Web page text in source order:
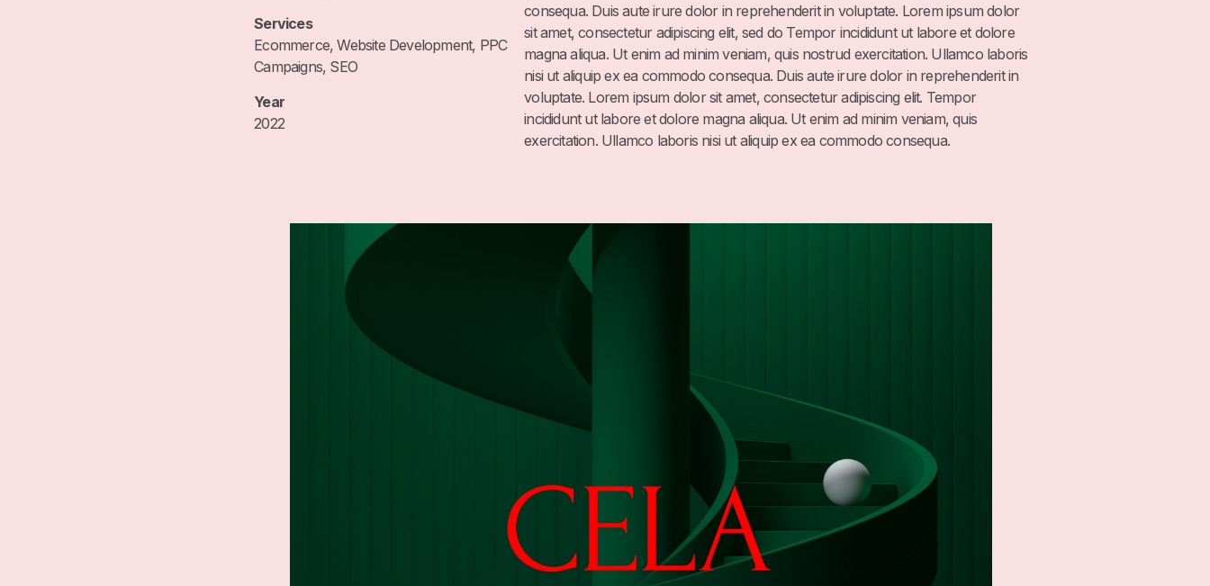
Services
Ecommerce, Website Development, PPC
Campaigns, SEO
Year
2022
consequa. Duis aute irure dolor in reprehenderit in voluptate. Lorem ipsum dolor
sit amet, consectetur adipiscing elit, sed do Tempor incididunt ut labore et dolore
magna aliqua. Ut enim ad minim veniam, quis nostrud exercitation. Ullamco laboris
nisi ut aliquip ex ea commodo consequa. Duis aute irure dolor in reprehenderit in
voluptate. Lorem ipsum dolor sit amet, consectetur adipiscing elit. Tempor
incididunt ut labore et dolore magna aliqua. Ut enim ad minim veniam, quis
exercitation. Ullamco laboris nisi ut aliquip ex ea commodo consequa.